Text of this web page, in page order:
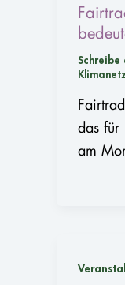
Schreibe
das für
am